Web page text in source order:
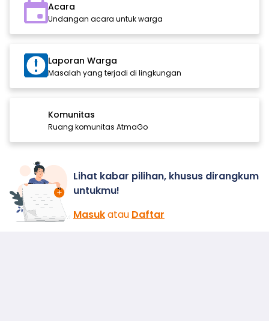
Acara
Undangan acara untuk warga
Laporan Warga
Masalah yang terjadi di lingkungan
Komunitas
Ruang komunitas AtmaGo
Lihat kabar pilihan, khusus dirangkum
untukmu!
Masukatau Daftar